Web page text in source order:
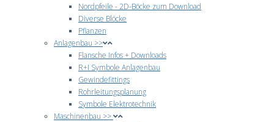
Nordpfeile - 2D-Böcke zum Download
Diverse Blöcke
Pflanzen
Anlagenbau >>
Flansche Infos + Downloads
R+I Symbole Anlagenbau
Gewindefittings
Rohrleitungsplanung
Symbole Elektrotechnik
Maschinenbau >>